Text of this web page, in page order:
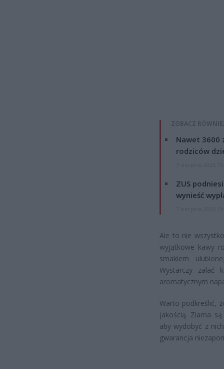
ZOBACZ
Nawet 3600
rodziców
ZUS
wynieść
Ale to nie
wyjątkowe kawy
smakiem
Wystarczy zalać
aromatycznym
Warto podkreślić,
jakością. Ziarna
aby wydobyć z
gwarancja